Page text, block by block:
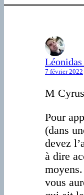
7 février 2022
M
Pour
(dans
devez
à dire
vous